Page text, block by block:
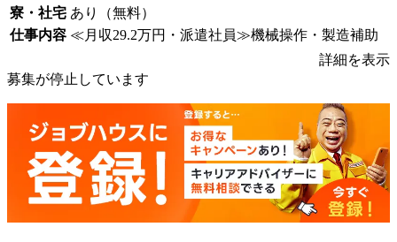
寮・社宅 あり（無料）
仕事内容 ≪月収29.2万円・派遣社員≫機械操作・製造補助
詳細を表示
募集が停止しています